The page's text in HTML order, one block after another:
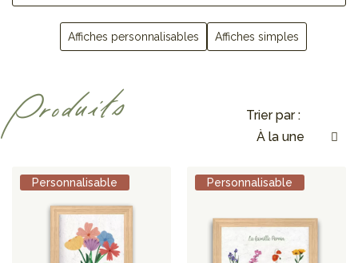
Affiches personnalisables Affiches simples
Produits Trier par :
Personnalisable Personnalisable